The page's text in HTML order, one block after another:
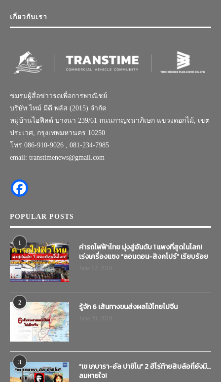
เกี่ยวกับเรา
ชมรมผู้สื่อข่าวรถเพื่อการพาณิชย์
บริษัท ไทม์ มีดี พลัส (2015) จำกัด
หมู่บ้านไอฟีลด์ บางนา 239/61 ถนนกาญจนาภิเษก แขวงดอกไม้, เขต
ประเวศ, กรุงเทพมหานคร 10250
โทร.086-910-9026 , 081-234-7985
email: transtimenews@gmail.com
POPULAR POSTS
1
ค่ารถไฟฟ้าไทย มุ่งสู่อันดับ 1 แพงที่สุดในโลก!
เร่งเครื่องแซง “ลอนดอน-สิงคโปร์” เรียบร้อย
2 รู้จัก 6 เส้นทางขนส่งผลไม้ไทยไปจีน
3
“เช เกบารา-อัล ปาชิโน” 2 ฮีโร่ท้ายสิบล้อที่ยังมี…
ลมหายใจ!